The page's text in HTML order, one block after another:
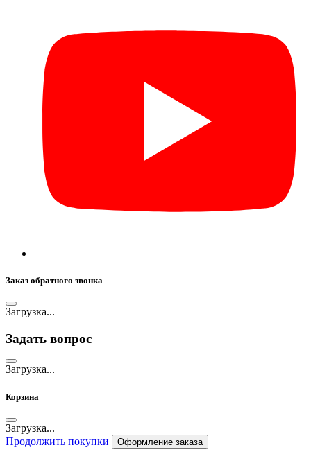
Заказ обратного звонка
Загрузка...
Задать вопрос
Загрузка...
Корзина
Загрузка...
Продолжить покупки
Оформление заказа